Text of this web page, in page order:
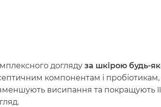
догляду за шкірою будь-
компонентам і
висипання та покращують її